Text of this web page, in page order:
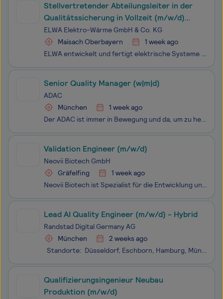
Stellvertretender Abteilungsleiter in der
Qualitätssicherung in Vollzeit (m/w/d)
(Techniker/in - Maschinentechnik
(Anlagentechnik))
ELWA Elektro-Wärme GmbH & Co. KG
Maisach Oberbayern
1 week ago
ELWA entwickelt und fertigt elektrische Systeme zur industriellen Wärmeerzeugung und unterstützt Unternehmen bei der Umstellung auf nachhaltige, dekarbonisierte Prozesse. Unsere Technologie ersetzt fossile Erwärmung durch präzise regelbare, hocheffiziente elektrische Lösungen und ermöglicht damit zu
Senior Quality Manager (w|m|d)
ADAC
München
1 week ago
Der ADAC ist immer in Bewegung und da, um zu helfen - dabei decken wir die unterschiedlichsten Bereiche ab, wie z.B.: Versicherungen, Reisen und medizinische Unterstützung, rechtliche Beratung, Digitalisierung, klassische Pannenhilfe oder die Luftrettung. Wir sind da. Die ADAC IT Service GmbH ist de
Validation Engineer (m/w/d)
Neovii Biotech GmbH
Gräfelfing
1 week ago
Neovii Biotech ist Spezialist für die Entwicklung und Vermarktung von immunologisch wirksamen biopharmazeutischen Produkten zur Prophylaxe oder Therapie immunologischer Erkrankungen. Der Schwerpunkt liegt auf dem Einsatz innovativer Antikörpertherapien. Neovii Biotech produziert und vermarktet insbe
Lead AI Quality Engineer (m/w/d) - Hybrid
Randstad Digital Germany AG
München
2 weeks ago
Standorte: Düsseldorf, Eschborn, Hamburg, München, Nürnberg, Stuttgart Randstad Digital Germany AG: Seit 1995 sind wir Experten für digitale Innovationen. Als globales Technologieunternehmen der Randstad Gruppe bieten wir maßgeschneiderte Softwareentwickl
Qualifizierungsingenieur Neubau
Produktion (m/w/d)